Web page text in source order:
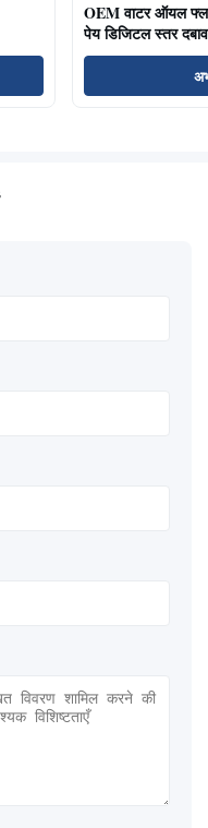
OEM वाटर ऑयल
पेय डिजिटल स्तर